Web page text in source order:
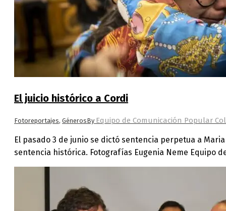
El juicio histórico a Cordi
Fotoreportajes, GénerosBy Equipo de Comunicación Popular
El pasado 3 de junio se dictó sentencia perpetua a
sentencia histórica. Fotografías Eugenia Neme Equipo